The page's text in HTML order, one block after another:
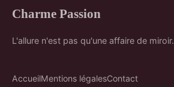
Charme Passion
L'allure n'est pas qu'une affaire de miroir.
AccueilMentions légalesContact